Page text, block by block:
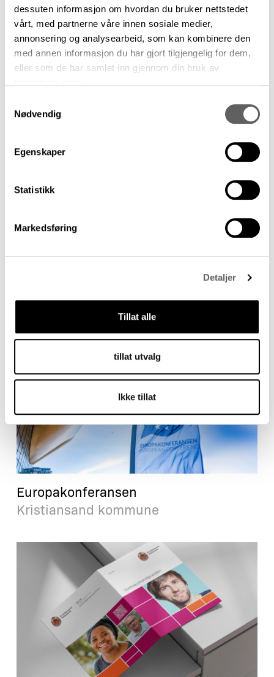
dessuten informasjon om hvordan du bruker nettstedet
vårt, med partnerne våre innen sosiale medier,
annonsering og analysearbeid, som kan kombinere den
med annen informasjon du har gjort tilgjengelig for dem,
eller som de har samlet inn gjennom din bruk av
Nødvendig
Egenskaper
Statistikk
Markedsføring
Detaljer
Tillat alle
tillat utvalg
Ikke tillat
Rapporter
Kristiansand kommune
Kristiansand kommune
Europakonferansen
Kristiansand kommune